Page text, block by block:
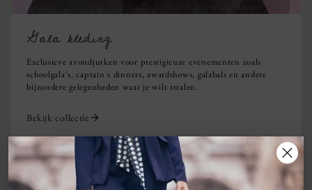
Gala kleding
Exclusieve avondjurken voor prestigieuze evenementen zoals
schoolgala's, captain's dinners, awardshows, galabals en andere
bijzondere gelegenheden waar je wilt stralen.
Bekijk collectie